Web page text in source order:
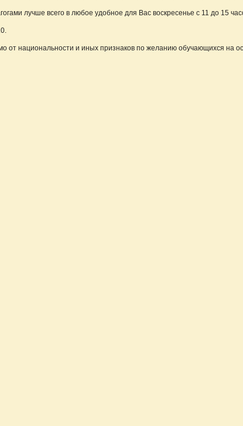
лучше всего в любое удобное для Вас воскресенье с 11 до 15
от национальности и иных признаков по желанию обучающихся на